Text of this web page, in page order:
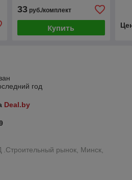
33руб./комплект
Купить
год
Deal.by
.Строительный рынок, Минск,